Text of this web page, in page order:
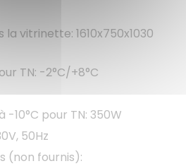
la vitrinette: 1610x750x1030
TN: -2°C/+8°C
-10°C pour TN: 350W
50Hz
(non fournis):